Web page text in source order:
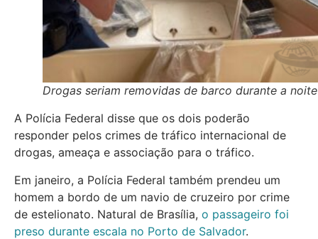
Drogas seriam removidas de barco durante a noite
A Polícia Federal disse que os dois poderão
responder pelos crimes de tráfico internacional de
drogas, ameaça e associação para o tráfico.
Em janeiro, a Polícia Federal também prendeu um
homem a bordo de um navio de cruzeiro por crime
de estelionato. Natural de Brasília, o passageiro foi
preso durante escala no Porto de Salvador.